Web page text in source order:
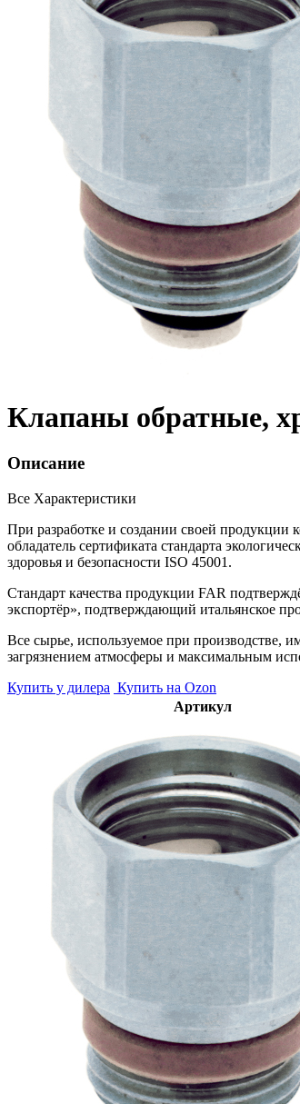
Клапаны обратные,
Описание
Все Характеристики
При разработке и создании своей
обладатель сертификата стандарта
здоровья и безопасности ISO 45001.
Стандарт качества продукции FAR
экспортёр», подтверждающий итальянское
Все сырье, используемое при производстве,
загрязнением атмосферы и максимальным
Купить у дилера Купить на Ozon
Артикул